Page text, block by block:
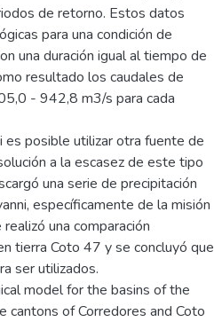
de retorno. Estos datos
para una condición de
una duración igual al tiempo de
resultado los caudales de
- 942,8 m3/s para cada
posible utilizar otra fuente de
a la escasez de este tipo
una serie de precipitación
específicamente de la misión
una comparación
tierra Coto 47 y se concluyó que
ser utilizados.
model for the basins of the
cantons of Corredores and Coto